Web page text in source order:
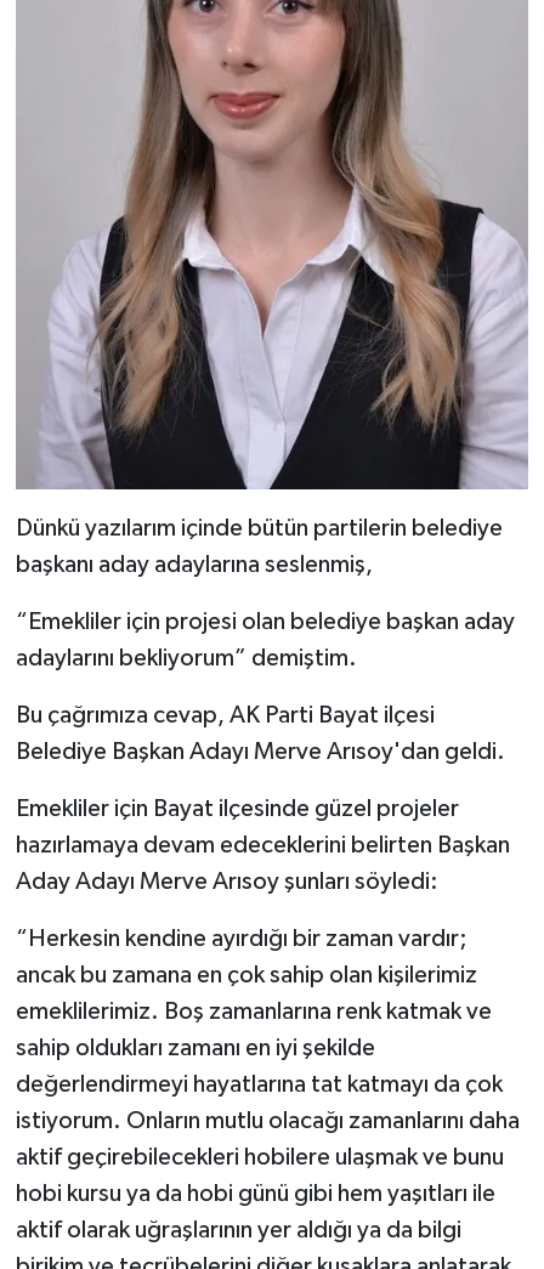
Dünkü yazılarım içinde bütün partilerin belediye
başkanı aday adaylarına seslenmiş,
“Emekliler için projesi olan belediye başkan aday
adaylarını bekliyorum” demiştim.
Bu çağrımıza cevap, AK Parti Bayat ilçesi
Belediye Başkan Adayı Merve Arısoy'dan geldi.
Emekliler için Bayat ilçesinde güzel projeler
hazırlamaya devam edeceklerini belirten Başkan
Aday Adayı Merve Arısoy şunları söyledi:
“Herkesin kendine ayırdığı bir zaman vardır;
ancak bu zamana en çok sahip olan kişilerimiz
emeklilerimiz. Boş zamanlarına renk katmak ve
sahip oldukları zamanı en iyi şekilde
değerlendirmeyi hayatlarına tat katmayı da çok
istiyorum. Onların mutlu olacağı zamanlarını daha
aktif geçirebilecekleri hobilere ulaşmak ve bunu
hobi kursu ya da hobi günü gibi hem yaşıtları ile
aktif olarak uğraşlarının yer aldığı ya da bilgi